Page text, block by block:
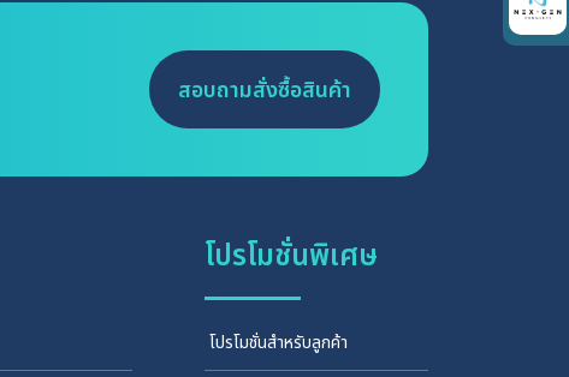
สอบถามสั่งซื้อสินค้า
โปรโมชั่นพิเศษ
โปรโมชั่นสำหรับลูกค้า